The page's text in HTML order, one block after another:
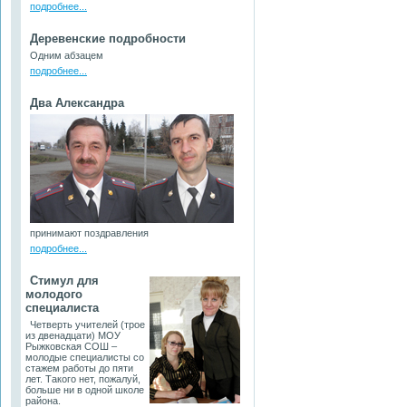
подробнее...
Деревенские подробности
Одним абзацем
подробнее...
Два Александра
принимают поздравления
подробнее...
Стимул для
молодого
специалиста
Четверть учителей (трое
из двенадцати) МОУ
Рыжковская СОШ –
молодые специалисты со
стажем работы до пяти
лет. Такого нет, пожалуй,
больше ни в одной школе
района.